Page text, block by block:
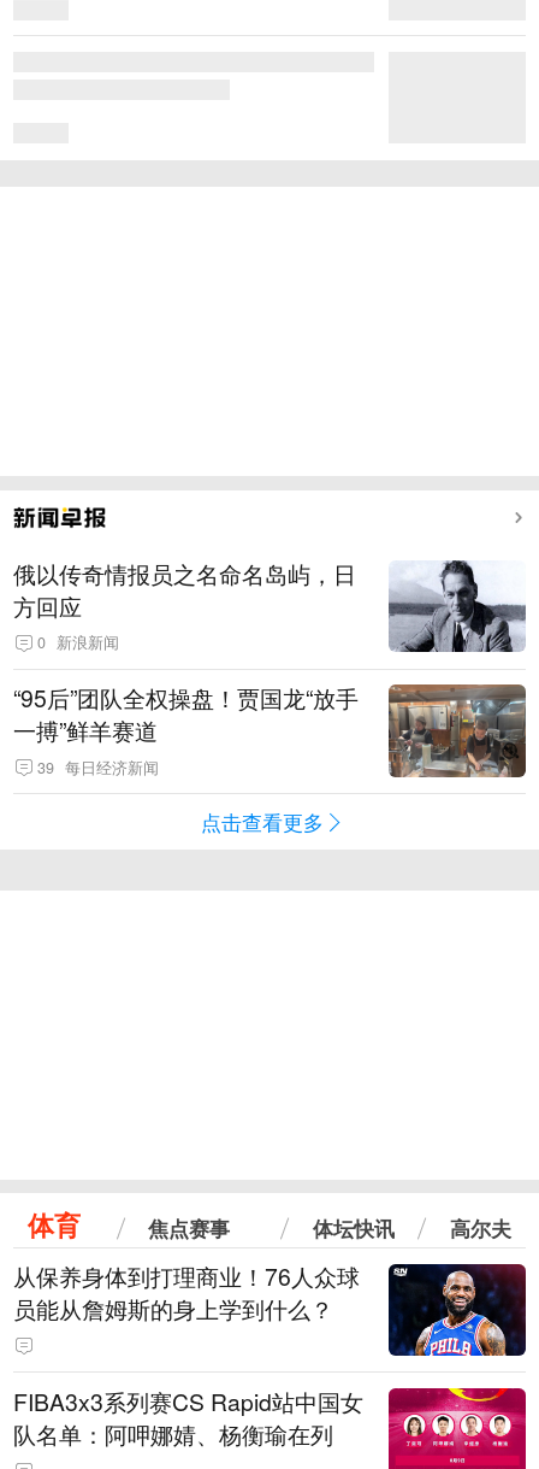
俄以传奇情报员之名命名岛屿，日
方回应
0 新浪新闻
“95后”团队全权操盘！贾国龙“放手
一搏”鲜羊赛道
39 每日经济新闻
点击查看更多
体育 焦点赛事 体坛快讯 高尔夫
从保养身体到打理商业！76人众球
员能从詹姆斯的身上学到什么？
FIBA3x3系列赛CS Rapid站中国女
队名单：阿呷娜婧、杨衡瑜在列